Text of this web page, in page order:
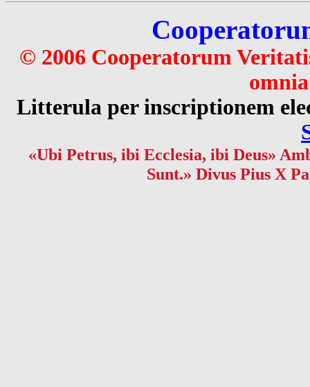
© 2006 Cooperatorum
Litterula per inscriptionem
«Ubi Petrus, ibi Ecclesia, ibi Deus»
Sunt.» Divus Pius X